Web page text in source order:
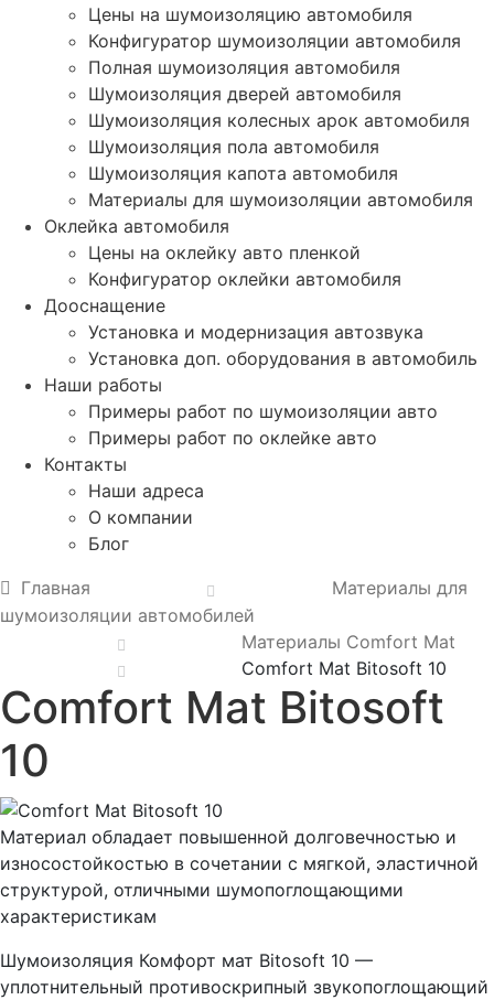
Цены на шумоизоляцию автомобиля
Конфигуратор шумоизоляции автомобиля
Полная шумоизоляция автомобиля
Шумоизоляция дверей автомобиля
Шумоизоляция колесных арок автомобиля
Шумоизоляция пола автомобиля
Шумоизоляция капота автомобиля
Материалы для шумоизоляции автомобиля
Оклейка автомобиля
Цены на оклейку авто пленкой
Конфигуратор оклейки автомобиля
Дооснащение
Установка и модернизация автозвука
Установка доп. оборудования в автомобиль
Наши работы
Примеры работ по шумоизоляции авто
Примеры работ по оклейке авто
Контакты
Наши адреса
О компании
Блог
Главная
Материалы для
шумоизоляции автомобилей
Материалы Comfort Mat
Comfort Mat Bitosoft 10
Comfort Mat Bitosoft
10
Материал обладает повышенной долговечностью и
износостойкостью в сочетании с мягкой, эластичной
структурой, отличными шумопоглощающими
характеристикам
Шумоизоляция Комфорт мат Bitosoft 10 —
уплотнительный противоскрипный звукопоглощающий